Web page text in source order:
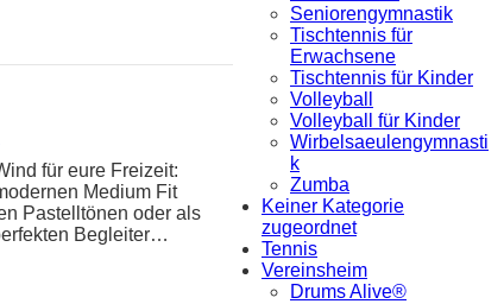
für eure Freizeit:
Medium Fit
Pastelltönen oder als
Begleiter…
Seniorengymnastik
Tischtennis für
Erwachsene
Tischtennis für Kinder
Volleyball
Volleyball für Kinder
Wirbelsaeulengymnasti
k
Zumba
Keiner Kategorie
zugeordnet
Tennis
Vereinsheim
Drums Alive®